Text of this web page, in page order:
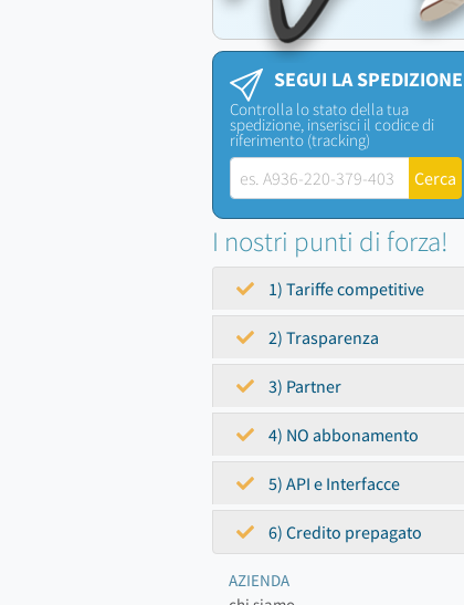
SEGUI LA SPEDIZIONE
Controlla lo stato della tua
spedizione, inserisci il codice di
riferimento (tracking)
I nostri punti di forza!
1) Tariffe competitive
2) Trasparenza
3) Partner
4) NO abbonamento
5) API e Interfacce
6) Credito prepagato
AZIENDA